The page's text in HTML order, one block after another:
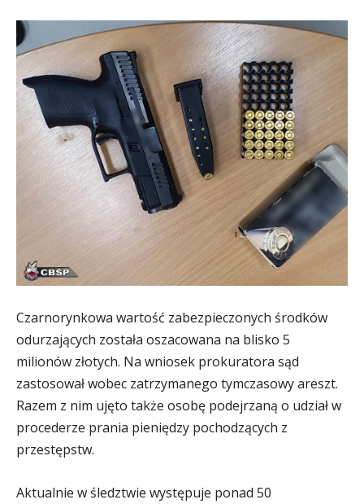
Czarnorynkowa wartość zabezpieczonych środków
odurzających została oszacowana na blisko 5
milionów złotych. Na wniosek prokuratora sąd
zastosował wobec zatrzymanego tymczasowy areszt.
Razem z nim ujęto także osobę podejrzaną o udział w
procederze prania pieniędzy pochodzących z
przestępstw.
Aktualnie w śledztwie występuje ponad 50